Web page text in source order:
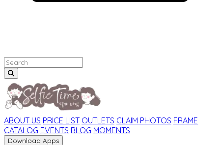
ABOUT US PRICE LIST OUTLETS CLAIM PHOTOS FRAME
CATALOG EVENTS BLOG MOMENTS
Download Apps